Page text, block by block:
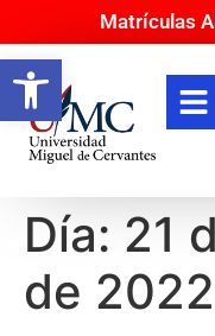
Abrir barra
Matrículas
Día: 21
de 2022